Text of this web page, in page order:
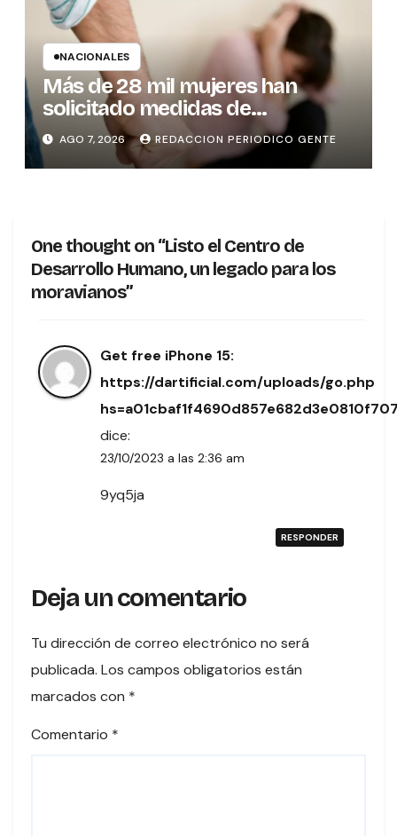
NACIONALES
Más de 28 mil mujeres han
solicitado medidas de
protección
AGO 7, 2026 REDACCION PERIODICO GENTE
One thought on “Listo el Centro de
Desarrollo Humano, un legado para los
moravianos”
Get free iPhone 15:
https://dartificial.com/uploads/go.php
dice:
23/10/2023 a las 2:36 am
9yq5ja
RESPONDER
Deja un comentario
Tu dirección de correo electrónico no será
publicada. Los campos obligatorios están
marcados con *
Comentario *